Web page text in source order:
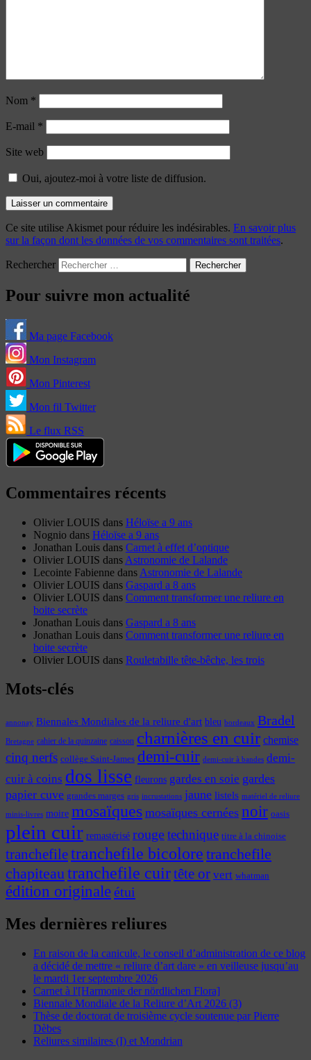
Nom *
E-mail *
Site web
Oui, ajoutez-moi à votre liste de diffusion.
Ce site utilise Akismet pour réduire les indésirables. En savoir plus
sur la façon dont les données de vos commentaires sont traitées.
Rechercher
Pour suivre mon actualité
Ma page Facebook
Mon Instagram
Mon Pinterest
Mon fil Twitter
Le flux RSS
Commentaires récents
Olivier LOUIS dans Héloïse a 9 ans
Nognio dans Héloïse a 9 ans
Jonathan Louis dans Carnet à effet d’optique
Olivier LOUIS dans Astronomie de Lalande
Lecointe Fabienne dans Astronomie de Lalande
Olivier LOUIS dans Gaspard a 8 ans
Olivier LOUIS dans Comment transformer une reliure en
boite secrète
Jonathan Louis dans Gaspard a 8 ans
Jonathan Louis dans Comment transformer une reliure en
boite secrète
Olivier LOUIS dans Rouletabille tête-bêche, les trois
Mots-clés
annonay Biennales Mondiales de la reliure d'art bleu bordeaux Bradel
Bretagne cahier de la quinzaine caisson charnières en cuir chemise
cinq nerfs collège Saint-James demi-cuir demi-cuir à bandes demi-
cuir à coins dos lisse fleurons gardes en soie gardes
papier cuve grandes marges gris incrustations jaune listels matériel de reliure
minis-livres moire mosaïques mosaïques cernées noir oasis
plein cuir remastérisé rougetechnique titre à la chinoise
tranchefiletranchefile bicolore tranchefile
chapiteautranchefile cuirtête or vert whatman
édition originaleétui
Mes dernières reliures
En raison de la canicule, le conseil d’administration de ce blog
a décidé de mettre « reliure d’art dare » en veilleuse jusqu’au
le mardi 1er septembre 2026
Carnet à l'[Harmonie der nördlichen Flora]
Biennale Mondiale de la Reliure d’Art 2026 (3)
Thèse de doctorat de troisième cycle soutenue par Pierre
Dèbes
Reliures similaires (I) et Mondrian